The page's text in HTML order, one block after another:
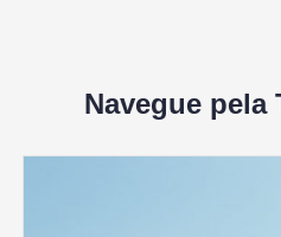
Navegue pela